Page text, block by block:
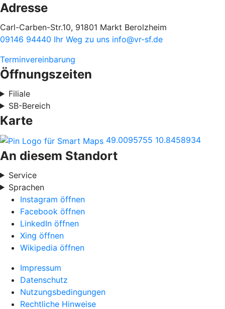
Adresse
Carl-Carben-Str.10, 91801 Markt Berolzheim
09146 94440 Ihr Weg zu uns info@vr-sf.de
Terminvereinbarung
Öffnungszeiten
Filiale
SB-Bereich
Karte
49.0095755 10.8458934
An diesem Standort
Service
Sprachen
Instagram öffnen
Facebook öffnen
LinkedIn öffnen
Xing öffnen
Wikipedia öffnen
Impressum
Datenschutz
Nutzungsbedingungen
Rechtliche Hinweise